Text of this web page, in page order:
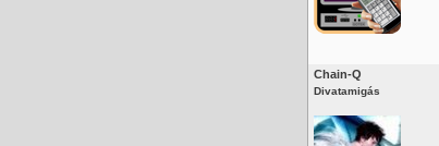
Chain-Q
Divatamigás